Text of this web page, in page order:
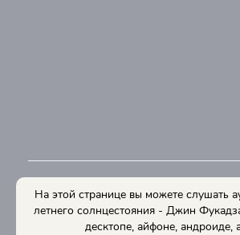
На этой странице вы можете слушать
летнего солнцестояния - Джин
десктопе, айфоне, андроиде,